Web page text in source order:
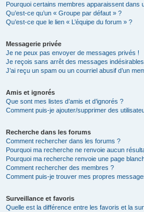
Pourquoi certains membres apparaissent dans
Qu’est-ce qu’un « Groupe par défaut » ?
Qu’est-ce que le lien « L’équipe du forum » ?
Messagerie privée
Je ne peux pas envoyer de messages privés !
Je reçois sans arrêt des messages
J’ai reçu un spam ou un courriel abusif d’un
Amis et ignorés
Que sont mes listes d’amis et d’ignorés ?
Comment puis-je ajouter/supprimer des
Recherche dans les forums
Comment rechercher dans les forums ?
Pourquoi ma recherche ne renvoie aucun
Pourquoi ma recherche renvoie une page
Comment rechercher des membres ?
Comment puis-je trouver mes propres
Surveillance et favoris
Quelle est la différence entre les favoris et la